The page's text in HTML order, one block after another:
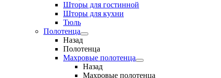
Шторы для гостинной
Шторы для кухни
Тюль
Полотенца
Назад
Полотенца
Махровые полотенца
Назад
Махровые полотенца